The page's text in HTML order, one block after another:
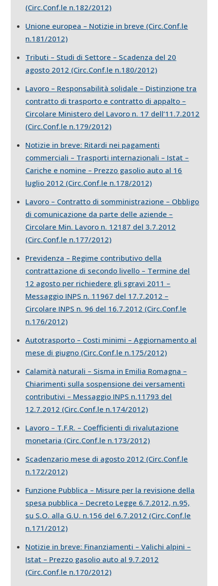
(Circ.Conf.le n.182/2012)
Unione europea – Notizie in breve (Circ.Conf.le
n.181/2012)
Tributi – Studi di Settore – Scadenza del 20
agosto 2012 (Circ.Conf.le n.180/2012)
Lavoro – Responsabilità solidale – Distinzione tra
contratto di trasporto e contratto di appalto –
Circolare Ministero del Lavoro n. 17 dell’11.7.2012
(Circ.Conf.le n.179/2012)
Notizie in breve: Ritardi nei pagamenti
commerciali – Trasporti internazionali – Istat –
Cariche e nomine – Prezzo gasolio auto al 16
luglio 2012 (Circ.Conf.le n.178/2012)
Lavoro – Contratto di somministrazione – Obbligo
di comunicazione da parte delle aziende –
Circolare Min. Lavoro n. 12187 del 3.7.2012
(Circ.Conf.le n.177/2012)
Previdenza – Regime contributivo della
contrattazione di secondo livello – Termine del
12 agosto per richiedere gli sgravi 2011 –
Messaggio INPS n. 11967 del 17.7.2012 –
Circolare INPS n. 96 del 16.7.2012 (Circ.Conf.le
n.176/2012)
Autotrasporto – Costi minimi – Aggiornamento al
mese di giugno (Circ.Conf.le n.175/2012)
Calamità naturali – Sisma in Emilia Romagna –
Chiarimenti sulla sospensione dei versamenti
contributivi – Messaggio INPS n.11793 del
12.7.2012 (Circ.Conf.le n.174/2012)
Lavoro – T.F.R. – Coefficienti di rivalutazione
monetaria (Circ.Conf.le n.173/2012)
Scadenzario mese di agosto 2012 (Circ.Conf.le
n.172/2012)
Funzione Pubblica – Misure per la revisione della
spesa pubblica – Decreto Legge 6.7.2012, n.95,
su S.O. alla G.U. n.156 del 6.7.2012 (Circ.Conf.le
n.171/2012)
Notizie in breve: Finanziamenti – Valichi alpini –
Istat – Prezzo gasolio auto al 9.7.2012
(Circ.Conf.le n.170/2012)